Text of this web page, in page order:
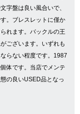
て
字盤は良い風合いで、
。ブレスレットに僅か
れます。バックルの王
ございます。いずれも
らない程度です。1987
体です。当店でメンテ
の良いUSED品となっ